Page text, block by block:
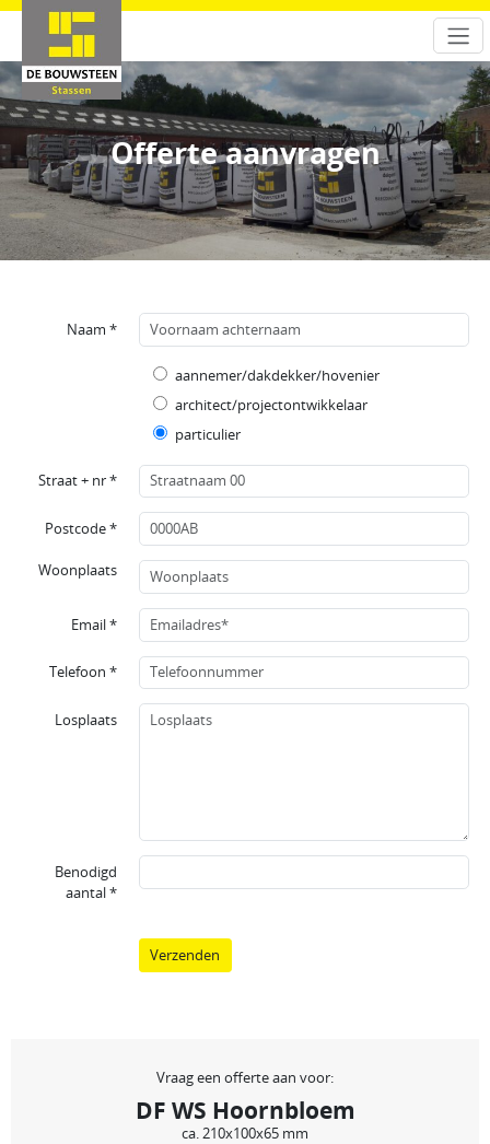
Offerte aanvragen
Naam *
aannemer/dakdekker/hovenier
architect/projectontwikkelaar
particulier
Straat + nr *
Postcode *
Woonplaats
Email *
Telefoon *
Losplaats
Benodigd
aantal *
Verzenden
Vraag een offerte aan voor:
DF WS Hoornbloem
ca. 210x100x65 mm